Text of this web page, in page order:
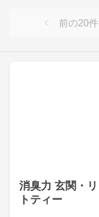
消臭力 玄関・
トティー
前の20件